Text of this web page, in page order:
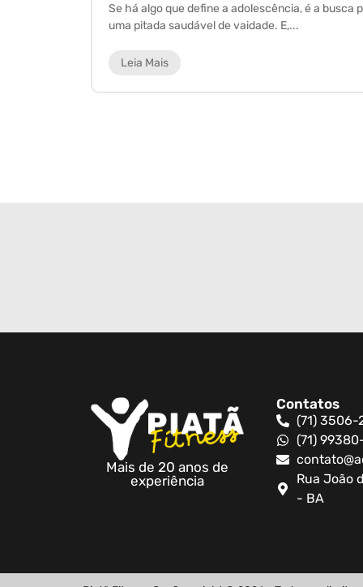
Se há algo que define a adolescência, é a busca
uma pitada saudável de vaidade. E,...
Leia Mais
Mais de 20 anos de
experiência
Contatos
(71) 3506-
(71)
Rua João
- BA